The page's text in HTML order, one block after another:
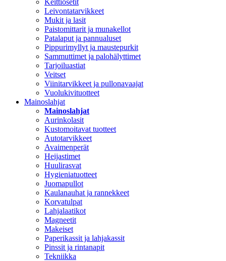
Keittiösetit
Leivontatarvikkeet
Mukit ja lasit
Paistomittarit ja munakellot
Patalaput ja pannualuset
Pippurimyllyt ja maustepurkit
Sammuttimet ja palohälyttimet
Tarjoiluastiat
Veitset
Viinitarvikkeet ja pullonavaajat
Vuolukivituotteet
Mainoslahjat
Mainoslahjat
Aurinkolasit
Kustomoitavat tuotteet
Autotarvikkeet
Avaimenperät
Heijastimet
Huulirasvat
Hygieniatuotteet
Juomapullot
Kaulanauhat ja rannekkeet
Korvatulpat
Lahjalaatikot
Magneetit
Makeiset
Paperikassit ja lahjakassit
Pinssit ja rintanapit
Tekniikka